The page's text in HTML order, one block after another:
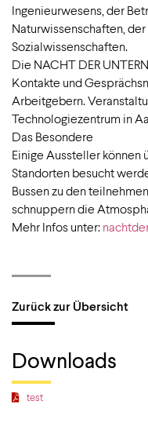
Downloads
test
Ingenieurwesens, der
Naturwissenschaften,
Sozialwissenschaften.
Die NACHT DER
Kontakte und
Arbeitgebern.
Technologiezentrum in
Das Besondere
Einige Aussteller können
Standorten besucht
Bussen zu den
schnuppern die
Mehr Infos unter:
Zurück zur Übersicht